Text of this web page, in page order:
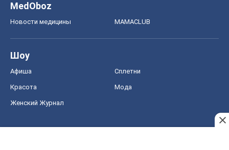
MedOboz
Новости медицины MAMACLUB
Шоу
Афиша Сплетни
Красота Мода
Женский Журнал